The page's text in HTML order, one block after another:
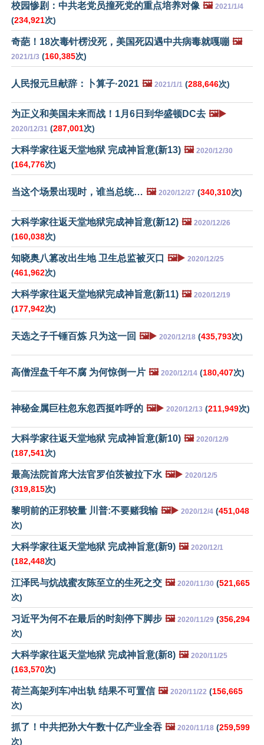
校园惨剧：中共老党员撞死党的重点培养对像 🖼️ 2021/1/4
(234,921次)
奇葩！18次毒针楞没死，美国死囚遇中共病毒就嘎嘣 🖼️
2021/1/3 (160,385次)
人民报元旦献辞：卜算子·2021 🖼️ 2021/1/1 (288,646次)
为正义和美国未来而战！1月6日到华盛顿DC去 🖼️▶️
2020/12/31 (287,001次)
大科学家往返天堂地狱 完成神旨意(新13) 🖼️ 2020/12/30
(164,776次)
当这个场景出现时，谁当总统… 🖼️ 2020/12/27 (340,310次)
大科学家往返天堂地狱完成神旨意(新12) 🖼️ 2020/12/26
(160,038次)
知晓奥八篡改出生地 卫生总监被灭口 🖼️▶️ 2020/12/25
(461,962次)
大科学家往返天堂地狱完成神旨意(新11) 🖼️ 2020/12/19
(177,942次)
天选之子千锤百炼 只为这一回 🖼️▶️ 2020/12/18 (435,793次)
高僧涅盘千年不腐 为何惊倒一片 🖼️ 2020/12/14 (180,407次)
神秘金属巨柱忽东忽西挺咋呼的 🖼️▶️ 2020/12/13 (211,949次)
大科学家往返天堂地狱 完成神旨意(新10) 🖼️ 2020/12/9
(187,541次)
最高法院首席大法官罗伯茨被拉下水 🖼️▶️ 2020/12/5
(319,815次)
黎明前的正邪较量 川普:不要赌我输 🖼️▶️ 2020/12/4 (451,048
次)
大科学家往返天堂地狱 完成神旨意(新9) 🖼️ 2020/12/1
(182,448次)
江泽民与炕战蜜友陈至立的生死之交 🖼️ 2020/11/30 (521,665
次)
习近平为何不在最后的时刻停下脚步 🖼️ 2020/11/29 (356,294
次)
大科学家往返天堂地狱 完成神旨意(新8) 🖼️ 2020/11/25
(163,570次)
荷兰高架列车冲出轨 结果不可置信 🖼️ 2020/11/22 (156,665
次)
抓了！中共把孙大午数十亿产业全吞 🖼️ 2020/11/18 (259,599
次)